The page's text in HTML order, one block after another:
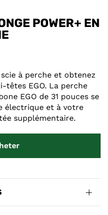
POWER+ EN
à perche et obtenez
têtes EGO. La perche
EGO de 31 pouces se
électrique et à votre
supplémentaire.